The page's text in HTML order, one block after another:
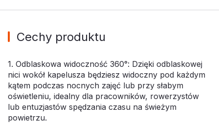
Cechy produktu
1. Odblaskowa widoczność 360°: Dzięki odblaskowej
nici wokół kapelusza będziesz widoczny pod każdym
kątem podczas nocnych zajęć lub przy słabym
oświetleniu, idealny dla pracowników, rowerzystów
lub entuzjastów spędzania czasu na świeżym
powietrzu.